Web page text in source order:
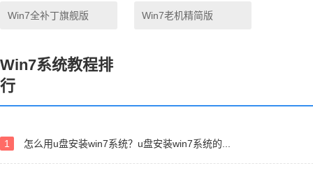
Win7全补丁旗舰版 Win7老机精简版
Win7系统教程排
行
1 怎么用u盘安装win7系统？u盘安装win7系统的...